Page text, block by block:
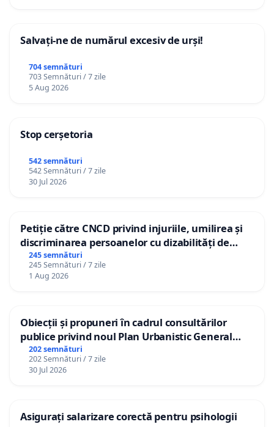
Salvați-ne de numărul excesiv de urși!
704 semnături
703 Semnături / 7 zile
5 Aug 2026
Stop cerșetoria
542 semnături
542 Semnături / 7 zile
30 Jul 2026
Petiție către CNCD privind injuriile, umilirea și
discriminarea persoanelor cu dizabilități de
către utilizatorul TikTok „Gorici”
245 semnături
245 Semnături / 7 zile
1 Aug 2026
Obiecții și propuneri în cadrul consultărilor
publice privind noul Plan Urbanistic General
(PUG) Ialoveni
202 semnături
202 Semnături / 7 zile
30 Jul 2026
Asigurați salarizare corectă pentru psihologii